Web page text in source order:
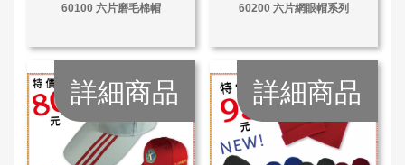
60100 六片磨毛棉帽 60200 六片網眼帽系列
詳細商品 詳細商品